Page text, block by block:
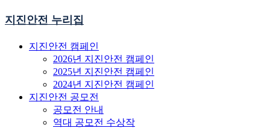
지진안전 누리집
지진안전 캠페인
2026년 지진안전 캠페인
2025년 지진안전 캠페인
2024년 지진안전 캠페인
지진안전 공모전
공모전 안내
역대 공모전 수상작